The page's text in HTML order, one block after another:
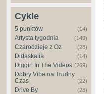
Cykle
5 punktów (14)
Artysta tygodnia (149)
Czarodzieje z Oz (28)
Didaskalia (14)
Diggin In The Videos (269)
Dobry Vibe na Trudny
Czas
(22)
Drive By (28)